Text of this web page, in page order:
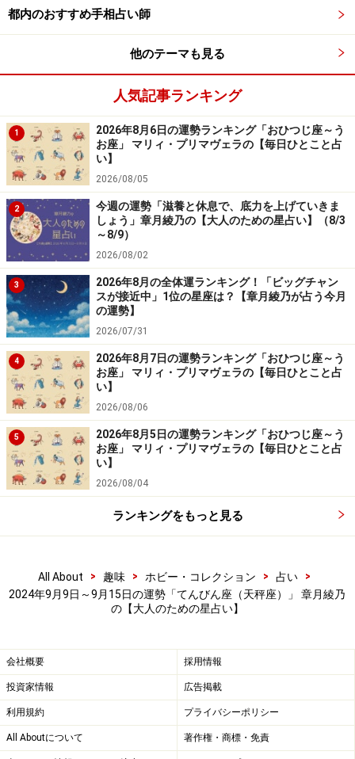
都内のおすすめ手相占い師
他のテーマも見る
人気記事ランキング
1
2026年8月6日の運勢ランキング「おひつじ座～う
お座」 マリィ・プリマヴェラの【毎日ひとこと占
い】
2026/08/05
2
今週の運勢「滋養と休息で、底力を上げていきま
しょう」章月綾乃の【大人のための星占い】（8/3
～8/9）
2026/08/02
3
2026年8月の全体運ランキング！「ビッグチャン
スが接近中」1位の星座は？【章月綾乃が占う今月
の運勢】
2026/07/31
4
2026年8月7日の運勢ランキング「おひつじ座～う
お座」 マリィ・プリマヴェラの【毎日ひとこと占
い】
2026/08/06
5
2026年8月5日の運勢ランキング「おひつじ座～う
お座」 マリィ・プリマヴェラの【毎日ひとこと占
い】
2026/08/04
ランキングをもっと見る
All About > 趣味 > ホビー・コレクション > 占い
>
2024年9月9日～9月15日の運勢「てんびん座（天秤座）」 章月綾乃
の【大人のための星占い】
会社概要 採用情報
投資家情報 広告掲載
利用規約 プライバシーポリシー
All Aboutについて 著作権・商標・免責